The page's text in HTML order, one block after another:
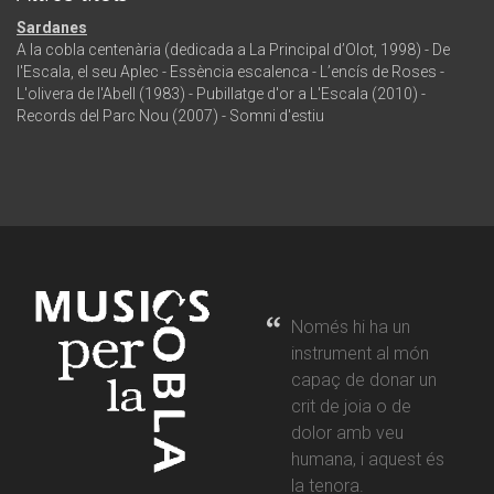
Sardanes
A la cobla centenària (dedicada a La Principal d’Olot, 1998) - De
l'Escala, el seu Aplec - Essència escalenca - L’encís de Roses -
L'olivera de l'Abell (1983) - Pubillatge d'or a L'Escala (2010) -
Records del Parc Nou (2007) - Somni d'estiu
Només hi ha un
instrument al món
capaç de donar un
crit de joia o de
dolor amb veu
humana, i aquest és
la tenora.